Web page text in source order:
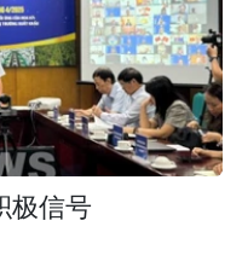
极信号